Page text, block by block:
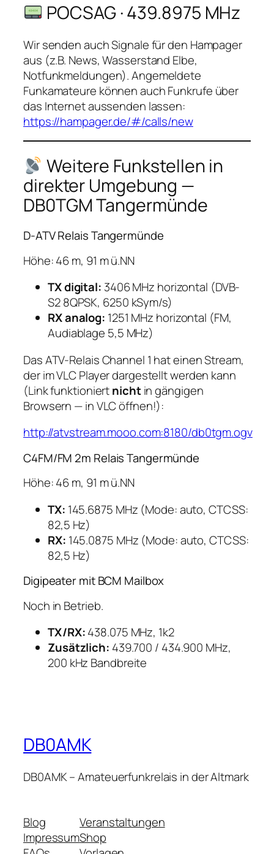
POCSAG · 439.8975 MHz
Wir senden auch Signale für den Hampager
aus (z.B. News, Wasserstand Elbe,
Notfunkmeldungen). Angemeldete
Funkamateure können auch Funkrufe über
das Internet aussenden lassen:
https://hampager.de/#/calls/new
Weitere Funkstellen in
direkter Umgebung —
DB0TGM Tangermünde
D-ATV Relais Tangermünde
Höhe: 46 m, 91 m ü.NN
TX digital: 3406 MHz horizontal (DVB-
S2 8QPSK, 6250 kSym/s)
RX analog: 1251 MHz horizontal (FM,
Audiablage 5,5 MHz)
Das ATV-Relais Channel 1 hat einen Stream,
der im VLC Player dargestellt werden kann
(Link funktioniertnichtin gängigen
Browsern — in VLC öffnen!):
http://atvstream.mooo.com:8180/db0tgm.ogv
C4FM/FM 2m Relais Tangermünde
Höhe: 46 m, 91 m ü.NN
TX: 145.6875 MHz (Mode: auto, CTCSS:
82,5 Hz)
RX: 145.0875 MHz (Mode: auto, CTCSS:
82,5 Hz)
Digipeater mit BCM Mailbox
Noch in Betrieb.
TX/RX:438.075 MHz, 1k2
Zusätzlich: 439.700 / 434.900 MHz,
200 kHz Bandbreite
DB0AMK
DB0AMK – Amateuerfunkrelais in der Altmark
Blog
Impressum
Veranstaltungen
Shop